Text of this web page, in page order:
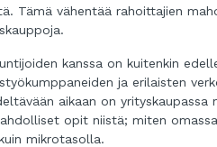
Tämä vähentää rahoittajien
kanssa on kuitenkin
ja erilaisten
aikaan on yrityskaupassa
opit niistä; miten
mikrotasolla.